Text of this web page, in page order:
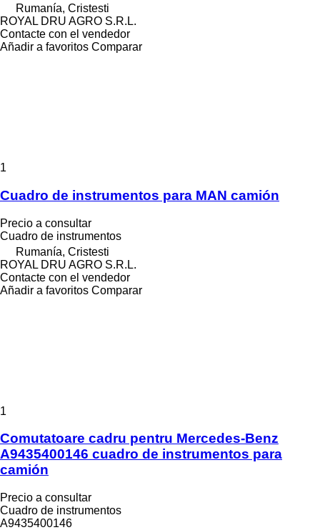
Rumanía, Cristesti
ROYAL DRU AGRO S.R.L.
Contacte con el vendedor
Añadir a favoritos Comparar
1
Cuadro de instrumentos para MAN camión
Precio a consultar
Cuadro de instrumentos
Rumanía, Cristesti
ROYAL DRU AGRO S.R.L.
Contacte con el vendedor
Añadir a favoritos Comparar
1
Comutatoare cadru pentru Mercedes-Benz
A9435400146 cuadro de instrumentos para
camión
Precio a consultar
Cuadro de instrumentos
A9435400146